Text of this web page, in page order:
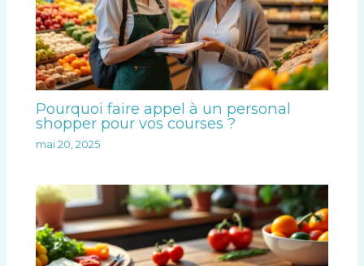
Pourquoi faire appel à un personal
shopper pour vos courses ?
mai 20, 2025